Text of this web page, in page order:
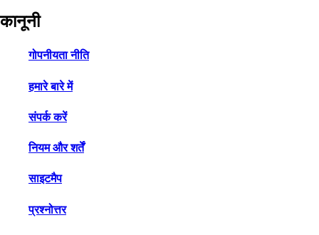
कानूनी
गोपनीयता नीति
हमारे बारे में
संपर्क करें
नियम और शर्तें
साइटमैप
प्रश्नोत्तर